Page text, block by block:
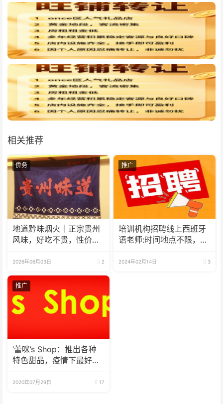
相关推荐
侨务
地道黔味烟火｜正宗贵州
风味，好吃不贵，性价比
2026年06月03日 2
推广
培训机构招聘线上西班牙
语老师:时间地点不限，可
2024年02月14日 3
推广
‘蕾咪’s Shop：推出各种
特色甜品，疫情下最好的
2020年07月29日 17